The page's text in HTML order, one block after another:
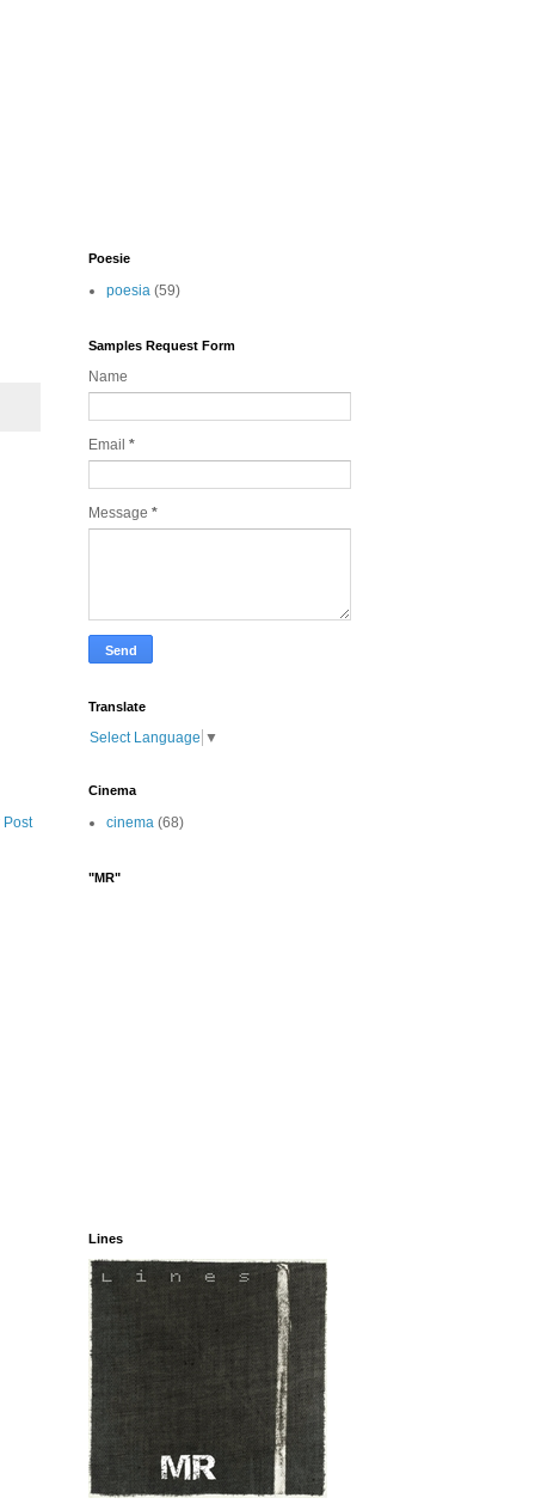
Post
Poesie
poesia (59)
Samples Request Form
Name
Email *
Message *
Translate
Select Language ▼
Cinema
cinema (68)
"MR"
Lines